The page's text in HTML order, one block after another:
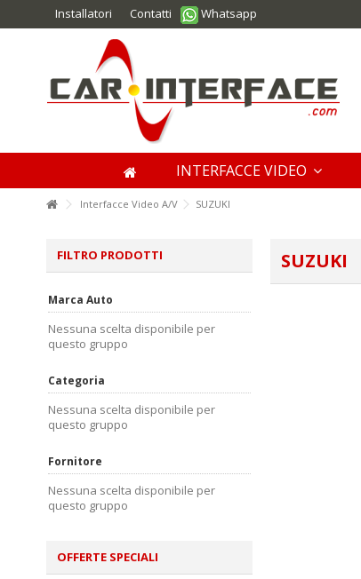
Installatori Contatti Whatsapp
INTERFACCE VIDEO
Interfacce Video A/V SUZUKI
SUZUKI
FILTRO PRODOTTI
Marca Auto
Nessuna scelta disponibile per
questo gruppo
Categoria
Nessuna scelta disponibile per
questo gruppo
Fornitore
Nessuna scelta disponibile per
questo gruppo
OFFERTE SPECIALI